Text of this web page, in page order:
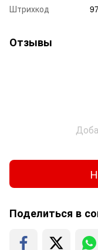
Штрихкод
Отзывы
Поделиться в